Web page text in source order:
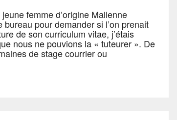
femme d’origine Malienne
pour demander si l’on prenait
de son curriculum vitae, j’étais
nous ne pouvions la « tuteurer ». De
de stage courrier ou